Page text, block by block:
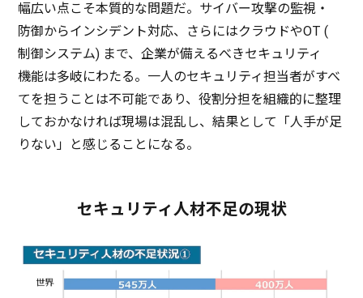
幅広い点こそ本質的な問題だ。 サイバー攻撃の監視 ・
防御からインシデント対応、さらにはクラウドやOT (
制御システム) まで、企業が備えるべきセキュリティ
機能は多岐にわたる。 一人のセキュリティ担当者がすべ
てを担うことは不可能であり、役割分担を組織的に整理
しておかなければ現場は混乱 し、結果として「人手が足
りない」と感じることになる。
セキュリティ人材不足の現状